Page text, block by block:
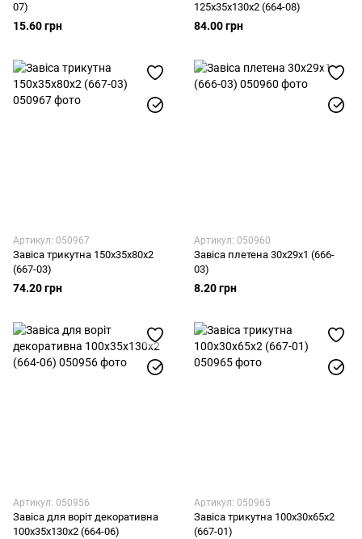
07)
15.60 грн
125х35х130х2 (664-08)
84.00 грн
Артикул: 050967
Завіса трикутна 150х35х80х2
(667-03)
74.20 грн
Артикул: 050960
Завіса плетена 30х29х1 (666-
03)
8.20 грн
Артикул: 050956
Завіса для воріт декоративна
100х35х130х2 (664-06)
Артикул: 050965
Завіса трикутна 100х30х65х2
(667-01)